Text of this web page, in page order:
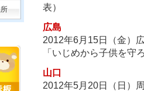
表）
広島
2012年6月15日（金）
「いじめから子供を守
山口
2012年5月20日（日）